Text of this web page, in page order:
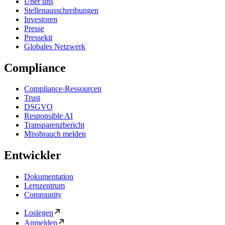
Stellenausschreibungen
Investoren
Presse
Pressekit
Globales Netzwerk
Compliance
Compliance-Ressourcen
Trust
DSGVO
Responsible AI
Transparenzbericht
Missbrauch melden
Entwickler
Dokumentation
Lernzentrum
Community
Loslegen
Anmelden